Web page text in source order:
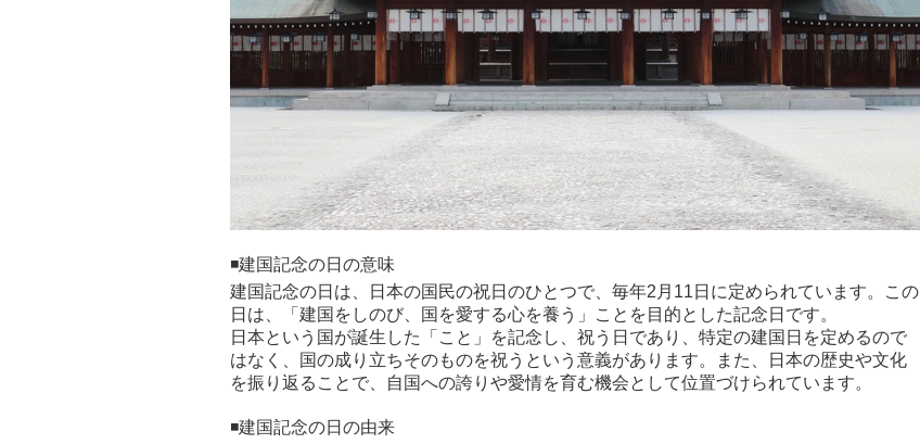
◾️建国記念の日の意味
建国記念の日は、日本の国民の祝日のひとつで、毎年2月11日に定められています。この
日は、「建国をしのび、国を愛する心を養う」ことを目的とした記念日です。
日本という国が誕生した「こと」を記念し、祝う日であり、特定の建国日を定めるので
はなく、国の成り立ちそのものを祝うという意義があります。また、日本の歴史や文化
を振り返ることで、自国への誇りや愛情を育む機会として位置づけられています。
◾️建国記念の日の由来